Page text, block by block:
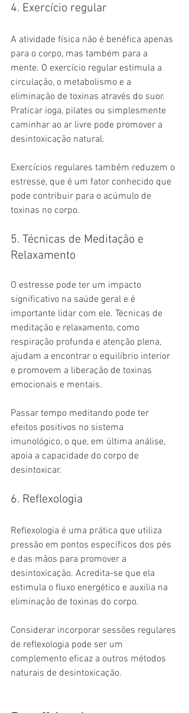
4. Exercício regular
A atividade física não é benéfica apenas
para o corpo, mas também para a
mente. O exercício regular estimula a
circulação, o metabolismo e a
eliminação de toxinas através do suor.
Praticar ioga, pilates ou simplesmente
caminhar ao ar livre pode promover a
desintoxicação natural.
Exercícios regulares também reduzem o
estresse, que é um fator conhecido que
pode contribuir para o acúmulo de
toxinas no corpo.
5. Técnicas de Meditação e
Relaxamento
O estresse pode ter um impacto
significativo na saúde geral e é
importante lidar com ele. Técnicas de
meditação e relaxamento, como
respiração profunda e atenção plena,
ajudam a encontrar o equilíbrio interior
e promovem a liberação de toxinas
emocionais e mentais.
Passar tempo meditando pode ter
efeitos positivos no sistema
imunológico, o que, em última análise,
apoia a capacidade do corpo de
desintoxicar.
6. Reflexologia
Reflexologia é uma prática que utiliza
pressão em pontos específicos dos pés
e das mãos para promover a
desintoxicação. Acredita-se que ela
estimula o fluxo energético e auxilia na
eliminação de toxinas do corpo.
Considerar incorporar sessões regulares
de reflexologia pode ser um
complemento eficaz a outros métodos
naturais de desintoxicação.